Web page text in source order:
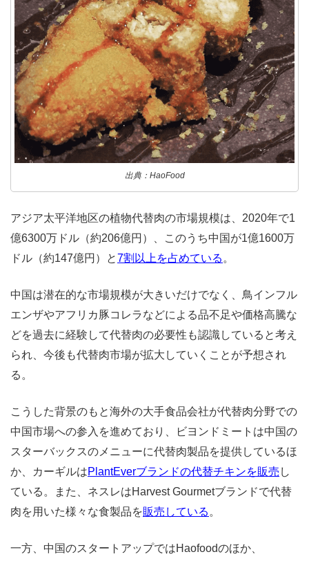
出典：HaoFood
アジア太平洋地区の植物代替肉の市場規模は、2020年で1
億6300万ドル（約206億円）、このうち中国が1億1600万
ドル（約147億円）と7割以上を占めている 。
中国は潜在的な市場規模が大きいだけでなく、鳥インフル
エンザやアフリカ豚コレラなどによる品不足や価格高騰な
どを過去に経験して代替肉の必要性も認識していると考え
られ、今後も代替肉市場が拡大していくことが予想され
る。
こうした背景のもと海外の大手食品会社が代替肉分野での
中国市場への参入を進めており、ビヨンドミートは中国の
スターバックスのメニューに代替肉製品を提供しているほ
か、カーギルはPlantEverブランドの代替チキンを販売 し
ている。また、ネスレはHarvest Gourmetブランドで代替
肉を用いた様々な食製品を販売している 。
一方、中国のスタートアップではHaofoodのほか、